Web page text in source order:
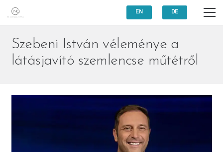
EN DE
Szebeni István véleménye a
látásjavító szemlencse műtétről